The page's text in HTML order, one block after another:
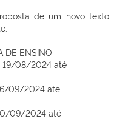
de um novo texto
DE ENSINO
19/08/2024 até
09/2024 até
09/2024 até